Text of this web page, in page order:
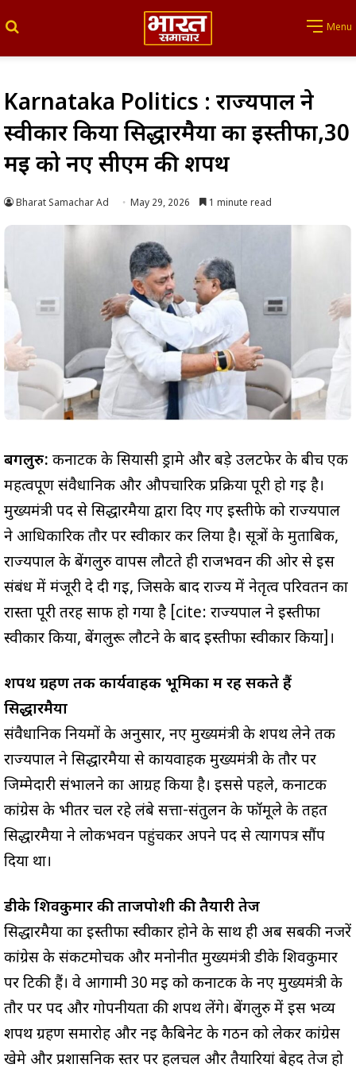
Menu
Karnataka Politics : राज्यपाल ने
स्वीकार किया सिद्धारमैया का इस्तीफा,30
मई को नए सीएम की शपथ
Bharat Samachar Ad May 29, 2026 1 minute read
बेंगलुरु: कर्नाटक के सियासी ड्रामे और बड़े उलटफेर के बीच एक
महत्वपूर्ण संवैधानिक और औपचारिक प्रक्रिया पूरी हो गई है।
मुख्यमंत्री पद से सिद्धारमैया द्वारा दिए गए इस्तीफे को राज्यपाल
ने आधिकारिक तौर पर स्वीकार कर लिया है। सूत्रों के मुताबिक,
राज्यपाल के बेंगलुरु वापस लौटते ही राजभवन की ओर से इस
संबंध में मंजूरी दे दी गई, जिसके बाद राज्य में नेतृत्व परिवर्तन का
रास्ता पूरी तरह साफ हो गया है [cite: राज्यपाल ने इस्तीफा
स्वीकार किया, बेंगलुरू लौटने के बाद इस्तीफा स्वीकार किया]।
शपथ ग्रहण तक कार्यवाहक भूमिका में रह सकते हैं
सिद्धारमैया
संवैधानिक नियमों के अनुसार, नए मुख्यमंत्री के शपथ लेने तक
राज्यपाल ने सिद्धारमैया से कार्यवाहक मुख्यमंत्री के तौर पर
जिम्मेदारी संभालने का आग्रह किया है। इससे पहले, कर्नाटक
कांग्रेस के भीतर चल रहे लंबे सत्ता-संतुलन के फॉर्मूले के तहत
सिद्धारमैया ने लोकभवन पहुंचकर अपने पद से त्यागपत्र सौंप
दिया था।
डीके शिवकुमार की ताजपोशी की तैयारी तेज
सिद्धारमैया का इस्तीफा स्वीकार होने के साथ ही अब सबकी नजरें
कांग्रेस के संकटमोचक और मनोनीत मुख्यमंत्री डीके शिवकुमार
पर टिकी हैं। वे आगामी 30 मई को कर्नाटक के नए मुख्यमंत्री के
तौर पर पद और गोपनीयता की शपथ लेंगे। बेंगलुरु में इस भव्य
शपथ ग्रहण समारोह और नई कैबिनेट के गठन को लेकर कांग्रेस
खेमे और प्रशासनिक स्तर पर हलचल और तैयारियां बेहद तेज हो